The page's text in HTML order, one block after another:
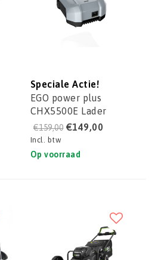
Speciale Actie!
EGO power plus
CHX5500E Lader
professioneel
€159,00 €149,00
Incl. btw
Op voorraad